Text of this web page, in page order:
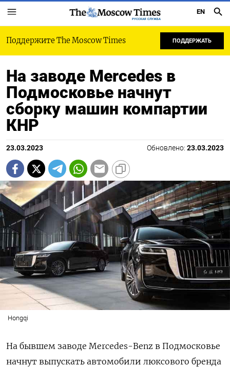
РУССКАЯ СЛУЖБА
EN
Поддержите The Moscow Times ПОДДЕРЖАТЬ
На заводе Mercedes в
Подмосковье начнут
сборку машин компартии
КНР
23.03.2023 Обновлено: 23.03.2023
Hongqi
На бывшем заводе Mercedes-Benz в Подмосковье
начнут выпускать автомобили люксового бренда